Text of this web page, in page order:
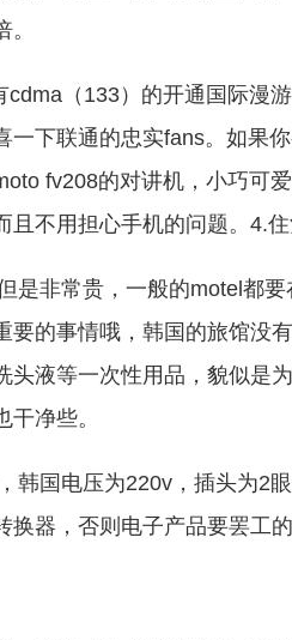
cdma（133）的开通国际漫
一下联通的忠实fans。如果
fv208的对讲机，小巧可
且不用担心手机的问题。4.
是非常贵，一般的motel都
要的事情哦，韩国的旅馆没
头液等一次性用品，貌似是
净些。
韩国电压为220v，插头为2
换器，否则电子产品要罢工